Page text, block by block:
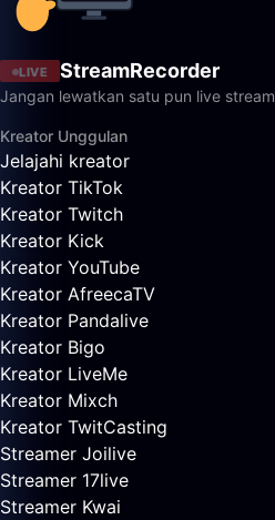
LIVE StreamRecorder
Jangan lewatkan satu pun live stream
Kreator Unggulan
Jelajahi kreator
Kreator TikTok
Kreator Twitch
Kreator Kick
Kreator YouTube
Kreator AfreecaTV
Kreator Pandalive
Kreator Bigo
Kreator LiveMe
Kreator Mixch
Kreator TwitCasting
Streamer Joilive
Streamer 17live
Streamer Kwai